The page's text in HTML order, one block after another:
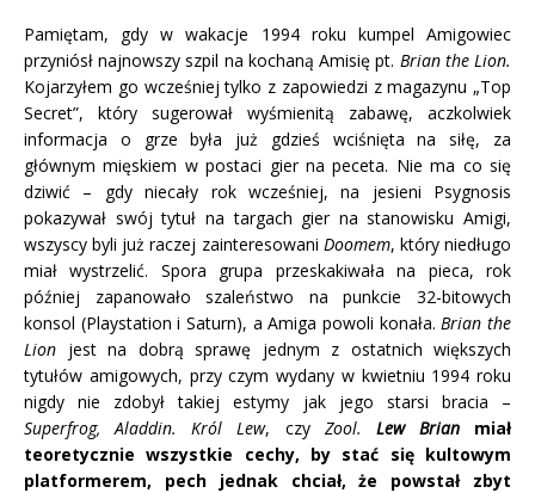
Pamiętam, gdy w wakacje 1994 roku kumpel Amigowiec
przyniósł najnowszy szpil na kochaną Amisię pt. Brian the Lion.
Kojarzyłem go wcześniej tylko z zapowiedzi z magazynu „Top
Secret”, który sugerował wyśmienitą zabawę, aczkolwiek
informacja o grze była już gdzieś wciśnięta na siłę, za
głównym mięskiem w postaci gier na peceta. Nie ma co się
dziwić – gdy niecały rok wcześniej, na jesieni Psygnosis
pokazywał swój tytuł na targach gier na stanowisku Amigi,
wszyscy byli już raczej zainteresowani Doomem, który niedługo
miał wystrzelić. Spora grupa przeskakiwała na pieca, rok
później zapanowało szaleństwo na punkcie 32-bitowych
konsol (Playstation i Saturn), a Amiga powoli konała.Brian the
Lion jest na dobrą sprawę jednym z ostatnich większych
tytułów amigowych, przy czym wydany w kwietniu 1994 roku
nigdy nie zdobył takiej estymy jak jego starsi bracia –
Superfrog, Aladdin. Król Lew, czy Zool. Lew Brianmiał
teoretycznie wszystkie cechy, by stać się kultowym
platformerem, pech jednak chciał, że powstał zbyt